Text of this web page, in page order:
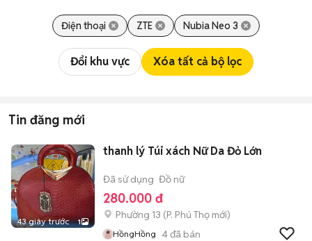
Điện thoại ZTE Nubia Neo 3
Đổi khu vực Xóa tất cả bộ lọc
Tin đăng mới
43 giây trước 1
thanh lý Túi xách Nữ Da Đỏ Lớn
Đã sử dụng Đồ nữ
280.000 đ
Phường 13 (P. Phú Thọ mới)
HồngHồng 4đã bán